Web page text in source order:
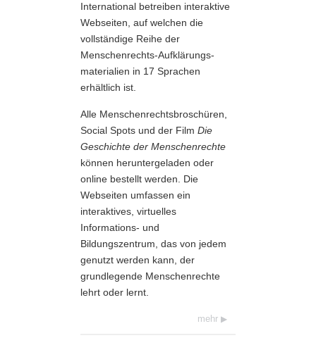
International betreiben interaktive
Webseiten, auf welchen die
vollständige Reihe der
Menschenrechts-Aufklärungs­
materialien in 17 Sprachen
erhältlich ist.
Alle Menschenrechts­broschüren,
Social Spots und der Film Die
Geschichte der Menschenrechte
können heruntergeladen oder
online bestellt werden. Die
Webseiten umfassen ein
interaktives, virtuelles
Informations- und
Bildungszentrum, das von jedem
genutzt werden kann, der
grundlegende Menschenrechte
lehrt oder lernt.
mehr